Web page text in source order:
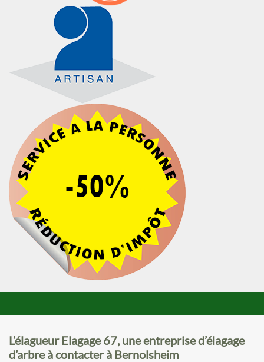
L’élagueur Elagage 67, une entreprise d’élagage
d’arbre à contacter à Bernolsheim